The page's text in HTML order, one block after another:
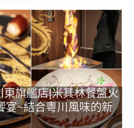
東旗艦店|米其林餐盤火
宴~結合粵川風味的新